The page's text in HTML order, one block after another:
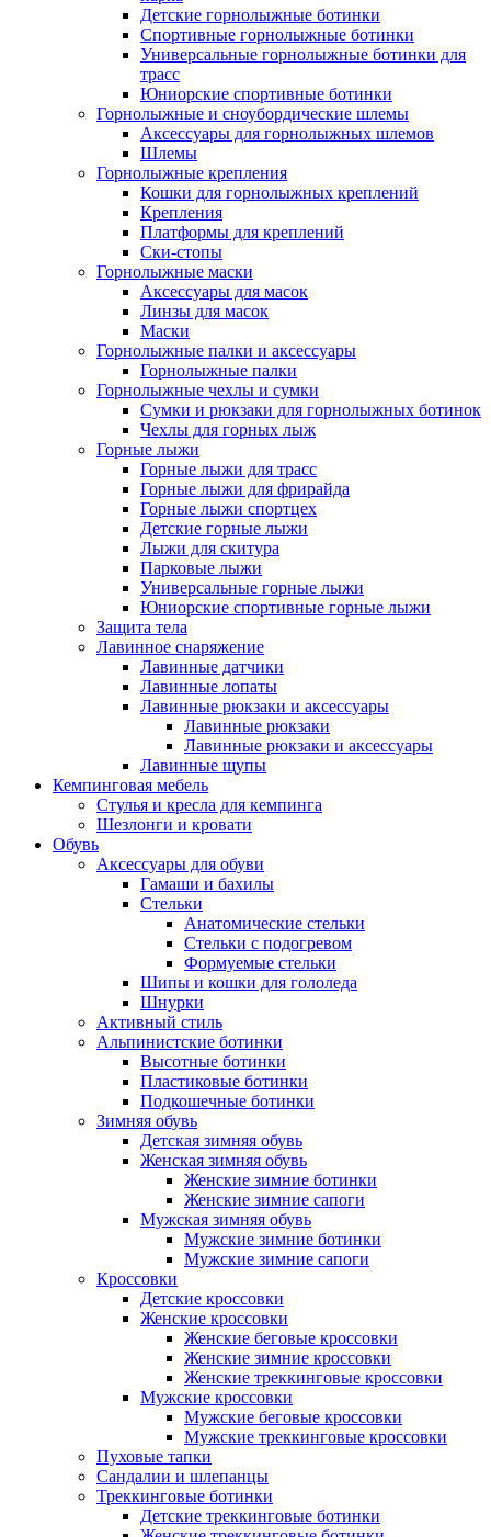
Детские горнолыжные ботинки
Спортивные горнолыжные ботинки
Универсальные горнолыжные ботинки для
трасс
Юниорские спортивные ботинки
Горнолыжные и сноубордические шлемы
Аксессуары для горнолыжных шлемов
Шлемы
Горнолыжные крепления
Кошки для горнолыжных креплений
Крепления
Платформы для креплений
Ски-стопы
Горнолыжные маски
Аксессуары для масок
Линзы для масок
Маски
Горнолыжные палки и аксессуары
Горнолыжные палки
Горнолыжные чехлы и сумки
Сумки и рюкзаки для горнолыжных ботинок
Чехлы для горных лыж
Горные лыжи
Горные лыжи для трасс
Горные лыжи для фрирайда
Горные лыжи спортцех
Детские горные лыжи
Лыжи для скитура
Парковые лыжи
Универсальные горные лыжи
Юниорские спортивные горные лыжи
Защита тела
Лавинное снаряжение
Лавинные датчики
Лавинные лопаты
Лавинные рюкзаки и аксессуары
Лавинные рюкзаки
Лавинные рюкзаки и аксессуары
Лавинные щупы
Кемпинговая мебель
Стулья и кресла для кемпинга
Шезлонги и кровати
Обувь
Аксессуары для обуви
Гамаши и бахилы
Стельки
Анатомические стельки
Стельки с подогревом
Формуемые стельки
Шипы и кошки для гололеда
Шнурки
Активный стиль
Альпинистские ботинки
Высотные ботинки
Пластиковые ботинки
Подкошечные ботинки
Зимняя обувь
Детская зимняя обувь
Женская зимняя обувь
Женские зимние ботинки
Женские зимние сапоги
Мужская зимняя обувь
Мужские зимние ботинки
Мужские зимние сапоги
Кроссовки
Детские кроссовки
Женские кроссовки
Женские беговые кроссовки
Женские зимние кроссовки
Женские треккинговые кроссовки
Мужские кроссовки
Мужские беговые кроссовки
Мужские треккинговые кроссовки
Пуховые тапки
Сандалии и шлепанцы
Треккинговые ботинки
Детские треккинговые ботинки